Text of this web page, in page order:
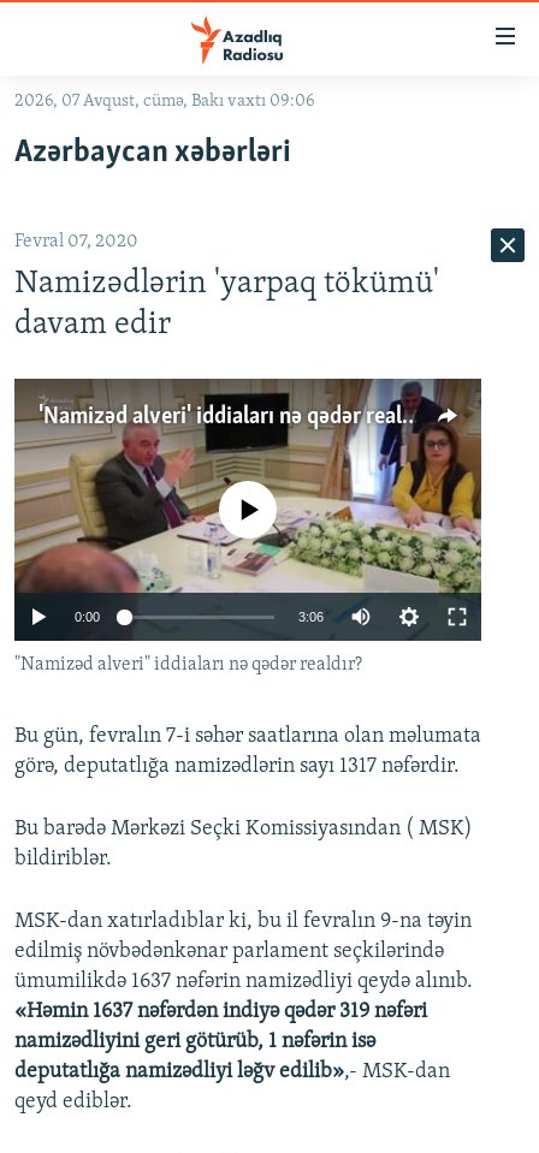
Əsas
qayıt
qayıt
Axtarışa
keç
ARAŞDIRMA
MULTIMEDIA
VIDEO
FOTOQALEREYA
İNFOQRAFIKA
RADIO ARXIV
OXU ZALI
AZƏRBAYCAN ƏDƏBIYYATI KITABXANASI
HAQQIMIZDA
MISSIYAMIZ
PEŞƏ ETIKASI VƏ JURNALISTIKA STANDARTLARIMIZ
BIZIMLƏ ƏLAQƏ
XƏBƏR BÜLLETENLƏRIMIZ
BIZI IZLƏ
2026, 07 Avqust, cümə, Bakı vaxtı 09:06
Azərbaycan xəbərləri
Fevral 07, 2020
Namizədlərin 'yarpaq tökümü'
davam edir
'Namizəd alveri' iddiaları nə qədər realdır?
Auto 270p 360p 404p
No media source currently available
0:00 3:06
404p
"Namizəd alveri" iddiaları nə qədər realdır?
Bu gün, fevralın 7-i səhər saatlarına olan məlumata
görə, deputatlığa namizədlərin sayı 1317 nəfərdir.
Bu barədə Mərkəzi Seçki Komissiyasından ( MSK)
bildiriblər.
MSK-dan xatırladıblar ki, bu il fevralın 9-na təyin
edilmiş növbədənkənar parlament seçkilərində
ümumilikdə 1637 nəfərin namizədliyi qeydə alınıb.
«Həmin 1637 nəfərdən indiyə qədər 319 nəfəri
namizədliyini geri götürüb, 1 nəfərin isə
deputatlığa namizədliyi ləğv edilib»,- MSK-dan
qeyd ediblər.